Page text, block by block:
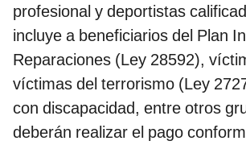
profesional y deportistas
incluye a beneficiarios del Plan
Reparaciones (Ley 28592),
víctimas del terrorismo (Ley
con discapacidad, entre otros
deberán realizar el pago